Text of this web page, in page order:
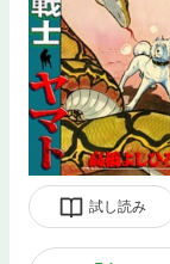
試し読み